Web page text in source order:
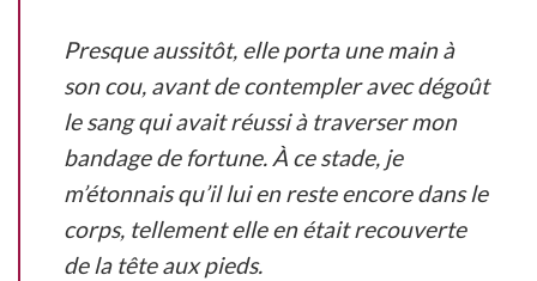
Presque aussitôt, elle porta une main à
son cou, avant de contempler avec dégoût
le sang qui avait réussi à traverser mon
bandage de fortune. À ce stade, je
m’étonnais qu’il lui en reste encore dans le
corps, tellement elle en était recouverte
de la tête aux pieds.